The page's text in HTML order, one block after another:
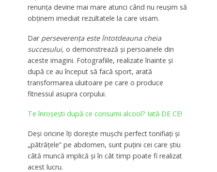
renunţa devine mai mare atunci când nu reuşim să
obţinem imediat rezultatele la care visam.
Dar perseverenţa este întotdeauna cheia
succesului, o demonstrează şi persoanele din
aceste imagini. Fotografiile, realizate înainte şi
după ce au început să facă sport, arată
transformarea uluitoare pe care o produce
fitnessul asupra corpului.
Te înroşeşti după ce consumi alcool? Iată DE CE!
Deşi oricine îţi doreşte muşchi perfect tonifiaţi şi
„pătrăţele” pe abdomen, sunt puţini cei care ştiu
câtă muncă implică şi în cât timp poate fi realizat
acest lucru.